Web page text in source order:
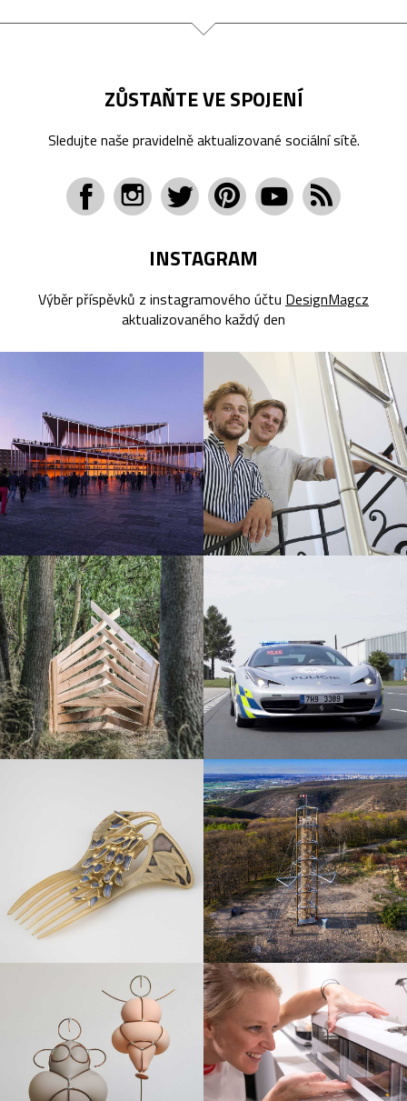
ZŮSTAŇTE VE SPOJENÍ
Sledujte naše pravidelně aktualizované sociální sítě.
INSTAGRAM
Výběr příspěvků z instagramového účtu DesignMagcz
aktualizovaného každý den